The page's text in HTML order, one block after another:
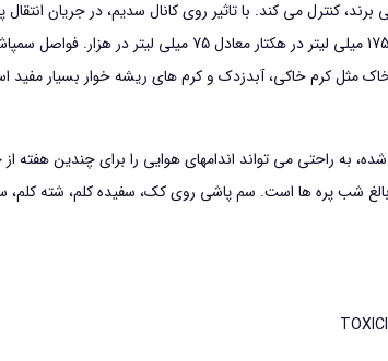
کنترل می کند. با تاثیر روی کانال سدیم، در جریان
آفات برگخوار سیب 250 میلی لیتر در هکتار – آفات برگخوار پنبه 175
خاک مثل کرم خاکی، آبدزدک و کرم های ریشه خوار بسیار مفید
به راحتی می تواند اندامهای هوایی را برای چندین هفته
شب پره ها است. سم پاشی روی کک، سفیده کلم، شته کلم،